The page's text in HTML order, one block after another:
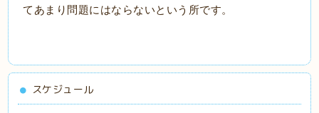
てあまり問題にはならないという所です。
スケジュール